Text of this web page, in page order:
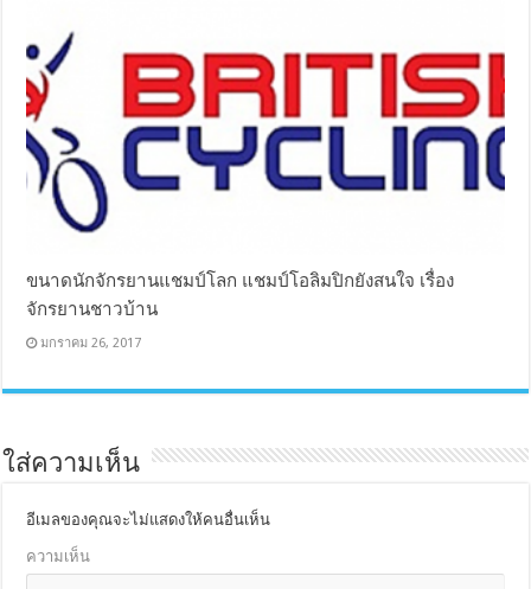
ขนาดนักจักรยานแชมป์โลก แชมป์โอลิมปิกยังสนใจ เรื่อง
จักรยานชาวบ้าน
มกราคม 26, 2017
ใส่ความเห็น
อีเมลของคุณจะไม่แสดงให้คนอื่นเห็น
ความเห็น